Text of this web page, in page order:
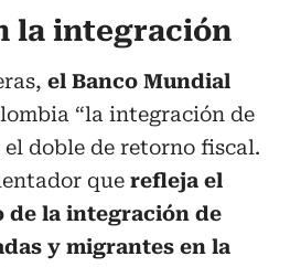
la integración
el Banco Mundial
“la integración de
doble de retorno fiscal.
que refleja el
la integración de
y migrantes en la